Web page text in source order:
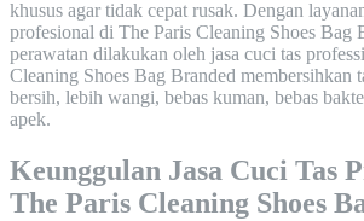
khusus agar tidak cepat rusak. Dengan
profesional di The Paris Cleaning Shoes Bag
perawatan dilakukan oleh jasa cuci tas
Cleaning Shoes Bag Branded membersihkan
bersih, lebih wangi, bebas kuman, bebas
apek.
Keunggulan Jasa Cuci Tas
The Paris Cleaning Shoes